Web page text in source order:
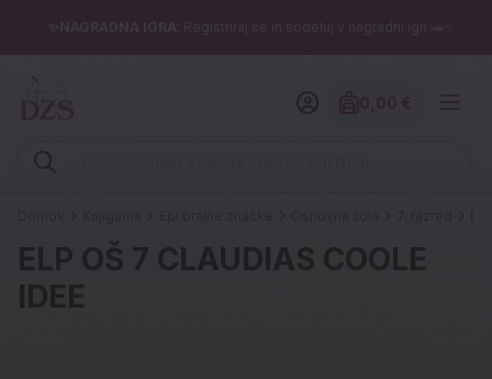
✨NAGRADNA IGRA : Registriraj se in sodeluj v nagradni igri 🚗✨
Vpišite iskalni niz (šolski zvezek, pero, kartuše ...)
ELP OŠ 7 CLAUDIAS COOLE
IDEE